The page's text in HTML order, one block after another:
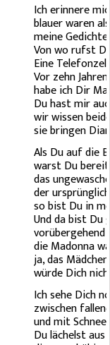
Ich erinnere
blauer waren
meine
Von wo rufst
Eine
Vor zehn Jahren
habe ich Dir
Du hast mir
wir wissen
sie bringen
Als Du auf die
warst Du
das
der
so bist Du in
Und da bist Du
vorübergehend
die Madonna
ja, das
würde Dich
Ich sehe Dich
zwischen
und mit
Du lächelst